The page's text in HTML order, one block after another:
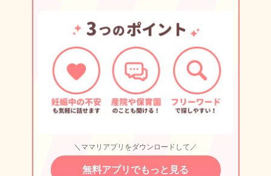
＼ママリアプリをダウンロードして／
無料アプリでもっと見る